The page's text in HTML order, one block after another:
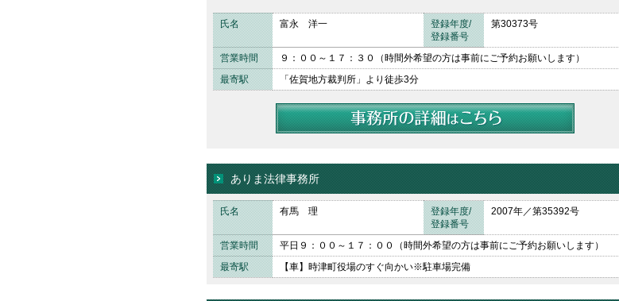
氏名 富永 洋一
登録年度/
登録番号
第30373号
営業時間
９：００～１７：３０（時間外希望の方は事前にご予約お願いします）
最寄駅
「佐賀地方裁判所」より徒歩3分
ありま法律事務所
氏名 有馬 理
登録年度/
登録番号
2007年／第35392号
営業時間
平日９：００～１７：００（時間外希望の方は事前にご予約お願いします）
最寄駅
【車】時津町役場のすぐ向かい※駐車場完備